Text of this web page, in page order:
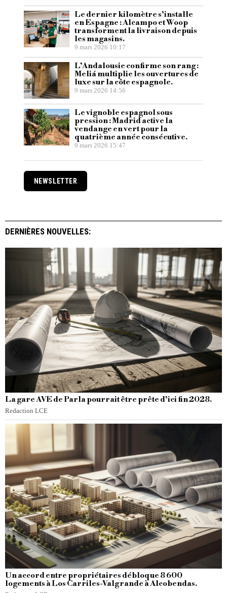
Le dernier kilomètre s’installe
en Espagne : Alcampo et Woop
transforment la livraison depuis
les magasins.
9 mars 2026 10:17
L’Andalousie confirme son rang :
Meliá multiplie les ouvertures de
luxe sur la côte espagnole.
9 mars 2026 14:56
Le vignoble espagnol sous
pression : Madrid active la
vendange en vert pour la
quatrième année consécutive.
9 mars 2026 15:47
NEWSLETTER
DERNIÈRES NOUVELLES:
La gare AVE de Parla pourrait être prête d’ici fin 2028.
Redaction LCE
Un accord entre propriétaires débloque 8 600
logements à Los Carriles-Valgrande à Alcobendas.